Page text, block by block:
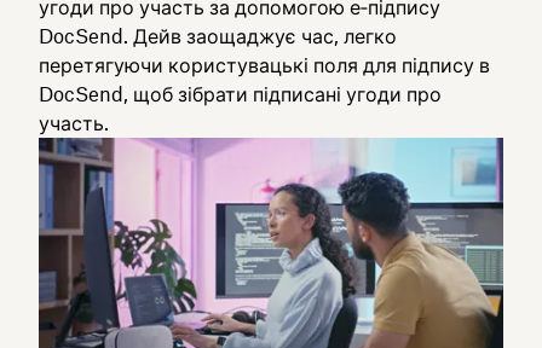
угоди про участь за допомогою е‑підпису
DocSend. Дейв заощаджує час, легко
перетягуючи користувацькі поля для підпису в
DocSend, щоб зібрати підписані угоди про
участь.